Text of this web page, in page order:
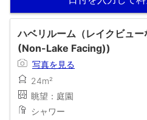
ハベリルーム（レイクビュ
(Non-Lake Facing))
写真を見る
24m²
眺望：庭園
シャワー